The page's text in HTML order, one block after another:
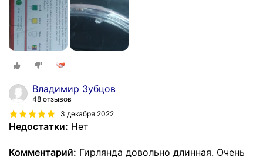
Владимир Зубцов
48 отзывов
3 декабря 2022
Недостатки: Нет
Комментарий: Гирлянда довольно длинная. Очень